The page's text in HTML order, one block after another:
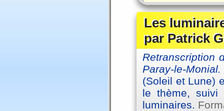
Les
par Patrick
Retranscription
Paray-le-Monial.
(Soleil et Lune)
le thème, suivi
luminaires.